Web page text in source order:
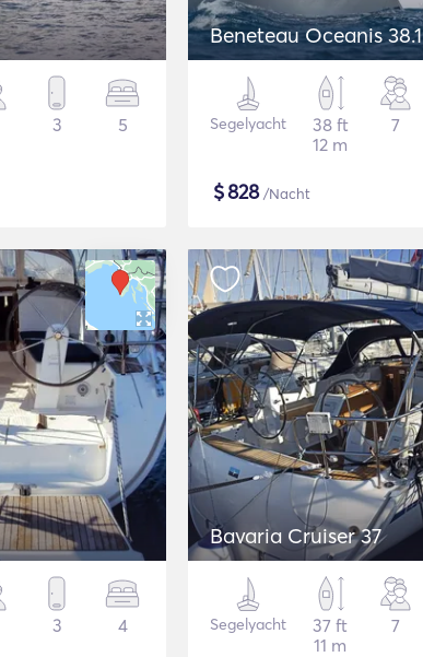
3 5
Beneteau Oceanis 38.1
Segelyacht
38 ft
12 m
7
$828/Nacht
3 4
Bavaria Cruiser 37
Segelyacht
37 ft
11 m
7